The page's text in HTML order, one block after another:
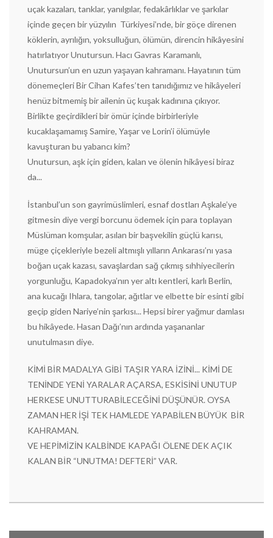
uçak kazaları, tanklar, yanılgılar, fedakârlıklar ve şarkılar
içinde geçen bir yüzyılın Türkiyesi’nde, bir göçe direnen
köklerin, ayrılığın, yoksulluğun, ölümün, direncin hikâyesini
hatırlatıyor Unutursun. Hacı Gavras Karamanlı,
Unutursun’un en uzun yaşayan kahramanı. Hayatının tüm
dönemeçleri Bir Cihan Kafes’ten tanıdığımız ve hikâyeleri
henüz bitmemiş bir ailenin üç kuşak kadınına çıkıyor.
Birlikte geçirdikleri bir ömür içinde birbirleriyle
kucaklaşamamış Samire, Yaşar ve Lorin’i ölümüyle
kavuşturan bu yabancı kim?
Unutursun, aşk için giden, kalan ve ölenin hikâyesi biraz
da...
İstanbul’un son gayrimüslimleri, esnaf dostları Aşkale’ye
gitmesin diye vergi borcunu ödemek için para toplayan
Müslüman komşular, asılan bir başvekilin güçlü karısı,
müge çiçekleriyle bezeli altmışlı yılların Ankarası’nı yasa
boğan uçak kazası, savaşlardan sağ çıkmış sıhhiyecilerin
yorgunluğu, Kapadokya’nın yer altı kentleri, karlı Berlin,
ana kucağı Ihlara, tangolar, ağıtlar ve elbette bir esinti gibi
geçip giden Nariye’nin şarkısı... Hepsi birer yağmur damlası
bu hikâyede. Hasan Dağı’nın ardında yaşananlar
unutulmasın diye.
KİMİ BİR MADALYA GİBİ TAŞIR YARA İZİNİ... KİMİ DE
TENİNDE YENİ YARALAR AÇARSA, ESKİSİNİ UNUTUP
HERKESE UNUTTURABİLECEĞİNİ DÜŞÜNÜR. OYSA
ZAMAN HER İŞİ TEK HAMLEDE YAPABİLEN BÜYÜK BİR
KAHRAMAN.
VE HEPİMİZİN KALBİNDE KAPAĞI ÖLENE DEK AÇIK
KALAN BİR “UNUTMA! DEFTERİ” VAR.